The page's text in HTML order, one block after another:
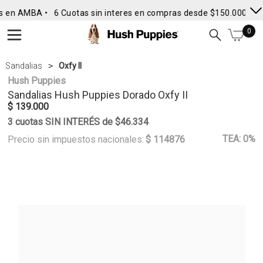
AMBA • 6 Cuotas sin interes en compras desde $150.000 •
0
Sandalias Oxfy II
Hush Puppies
Sandalias Hush Puppies Dorado Oxfy II
$ 139.000
3 cuotas SIN INTERÉS de $46.334
Precio sin impuestos nacionales: $ 114876 TEA: 0%